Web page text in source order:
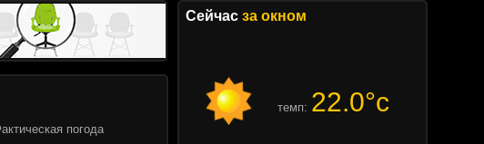
погода
Сейчас за окном
темп: 22.0°c